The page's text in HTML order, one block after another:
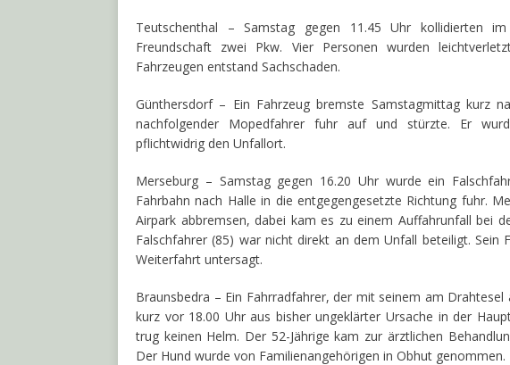
Teutschenthal – Samstag gegen 11.45 Uhr kollidierten
Freundschaft zwei Pkw. Vier Personen wurden
Fahrzeugen entstand Sachschaden.
Günthersdorf – Ein Fahrzeug bremste Samstagmittag kurz
nachfolgender Mopedfahrer fuhr auf und stürzte. Er
pflichtwidrig den Unfallort.
Merseburg – Samstag gegen 16.20 Uhr wurde ein
Fahrbahn nach Halle in die entgegengesetzte Richtung fuhr.
Airpark abbremsen, dabei kam es zu einem Auffahrunfall bei
Falschfahrer (85) war nicht direkt an dem Unfall beteiligt. Sein
Weiterfahrt untersagt.
Braunsbedra – Ein Fahrradfahrer, der mit seinem am
kurz vor 18.00 Uhr aus bisher ungeklärter Ursache in der
trug keinen Helm. Der 52-Jährige kam zur ärztlichen
Der Hund wurde von Familienangehörigen in Obhut genommen.